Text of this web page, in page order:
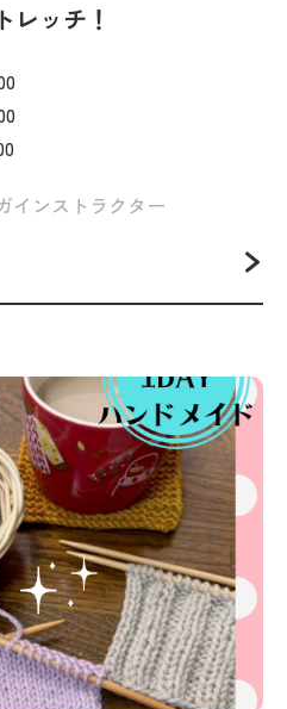
レッチ！
インストラクター